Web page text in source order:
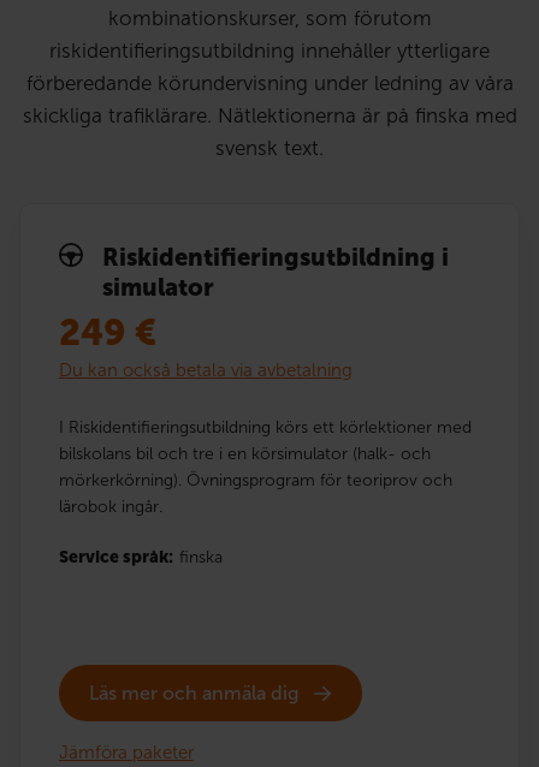
kombinationskurser, som förutom
riskidentifieringsutbildning innehåller ytterligare
förberedande körundervisning under ledning av våra
skickliga trafiklärare. Nätlektionerna är på finska med
svensk text.
Risk­identi­fierings­utbildning i
simulator
249 €
Du kan också betala via avbetalning
I Riskidentifieringsutbildning körs ett körlektioner med
bilskolans bil och tre i en körsimulator (halk- och
mörkerkörning). Övningsprogram för teoriprov och
lärobok ingår.
Service språk: finska
Läs mer och anmäla dig
Jämföra paketer